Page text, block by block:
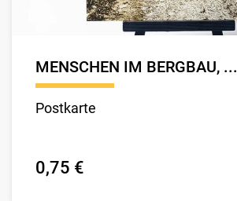
MENSCHEN IM BERGBAU, ...
Postkarte
0,75 €